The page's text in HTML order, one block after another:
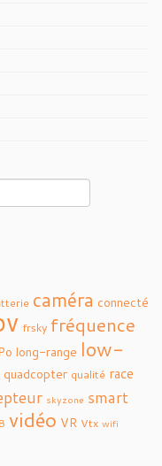
caméra connecté
frsky fréquence
long-range low-
quadcopter qualité race
skyzone smart
vidéo VR Vtx wifi